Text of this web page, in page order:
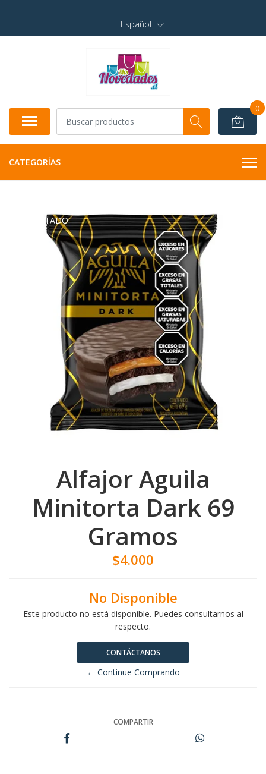
| Español
0
CATEGORÍAS
AGOTADO
Alfajor Aguila
Minitorta Dark 69
Gramos
$4.000
No Disponible
Este producto no está disponible. Puedes consultarnos al
respecto.
CONTÁCTANOS
← Continue Comprando
COMPARTIR